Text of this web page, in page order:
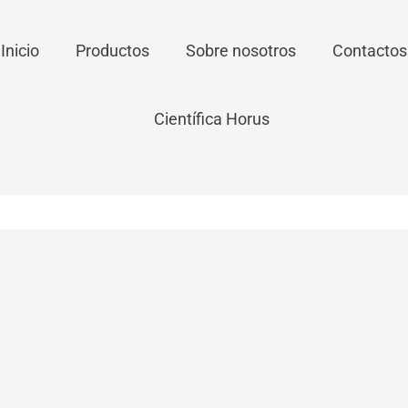
Inicio Productos Sobre nosotros Contactos